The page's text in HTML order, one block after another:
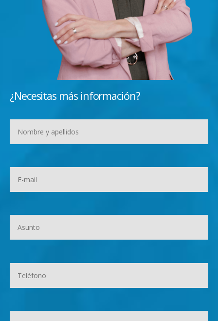
¿Necesitas más información?